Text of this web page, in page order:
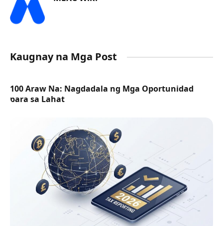
Kaugnay na Mga Post
100 Araw Na: Nagdadala ng Mga Oportunidad
para sa Lahat